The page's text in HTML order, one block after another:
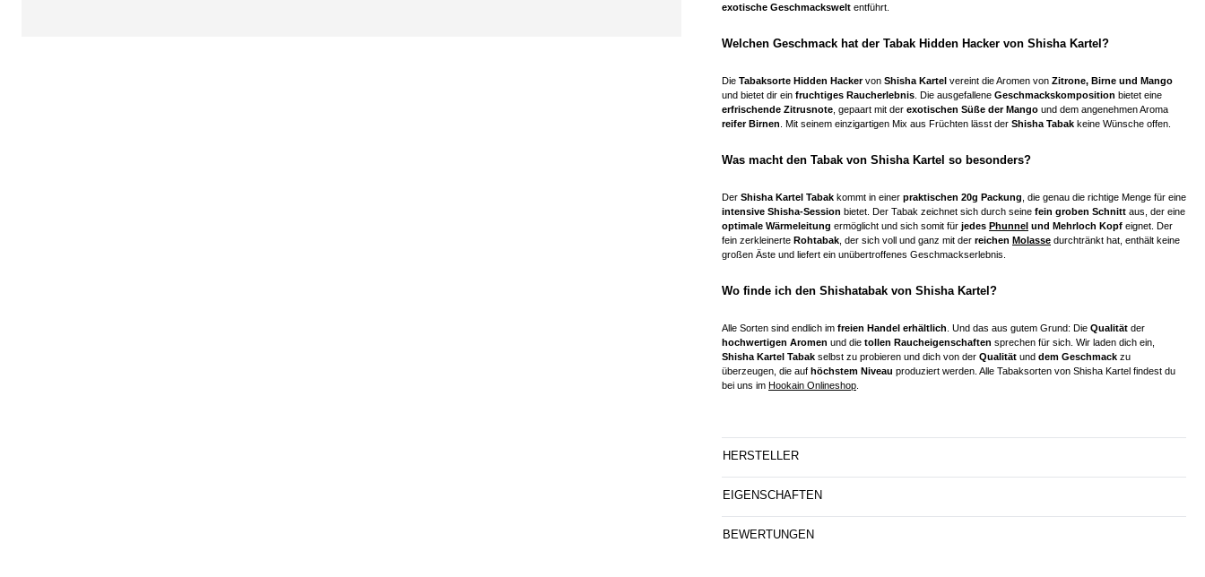
exotische Geschmackswelt entführt.
Welchen Geschmack hat der Tabak Hidden Hacker von Shisha Kartel?
Die Tabaksorte Hidden Hackervon Shisha Kartel vereint die Aromen von Zitrone, Birne und Mango
und bietet dir ein fruchtiges Raucherlebnis . Die ausgefallene Geschmackskomposition bietet eine
erfrischende Zitrusnote , gepaart mit der exotischen Süße der Mango und dem angenehmen Aroma
reifer Birnen . Mit seinem einzigartigen Mix aus Früchten lässt der Shisha Tabak keine Wünsche offen.
Was macht den Tabak von Shisha Kartel so besonders?
Der Shisha Kartel Tabak kommt in einer praktischen 20g Packung , die genau die richtige Menge für eine
intensive Shisha-Session bietet. Der Tabak zeichnet sich durch seine fein groben Schnitt aus, der eine
optimale Wärmeleitung ermöglicht und sich somit für jedes Phunnel und Mehrloch Kopf eignet. Der
fein zerkleinerte Rohtabak , der sich voll und ganz mit der reichen Molasse durchtränkt hat, enthält keine
großen Äste und liefert ein unübertroffenes Geschmackserlebnis.
Wo finde ich den Shishatabak von Shisha Kartel?
Alle Sorten sind endlich im freien Handel erhältlich . Und das aus gutem Grund: Die Qualität der
hochwertigen Aromen und die tollen Raucheigenschaften sprechen für sich. Wir laden dich ein,
Shisha Kartel Tabak selbst zu probieren und dich von der Qualität und dem Geschmack zu
überzeugen, die auf höchstem Niveau produziert werden. Alle Tabaksorten von Shisha Kartel findest du
bei uns im Hookain Onlineshop
HERSTELLER
EIGENSCHAFTEN
BEWERTUNGEN